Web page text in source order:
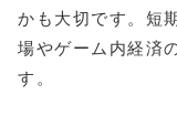
かも大切です。短
場やゲーム内経済
す。